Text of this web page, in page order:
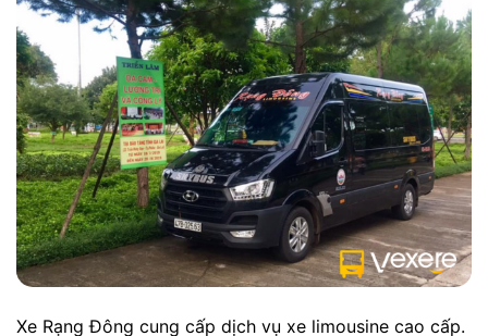
Xe Rạng Đông cung cấp dịch vụ xe limousine cao cấp.